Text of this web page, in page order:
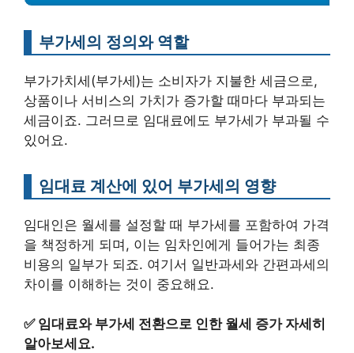
부가세의 정의와 역할
부가가치세(부가세)는 소비자가 지불한 세금으로,
상품이나 서비스의 가치가 증가할 때마다 부과되는
세금이죠. 그러므로 임대료에도 부가세가 부과될 수
있어요.
임대료 계산에 있어 부가세의 영향
임대인은 월세를 설정할 때 부가세를 포함하여 가격
을 책정하게 되며, 이는 임차인에게 들어가는 최종
비용의 일부가 되죠. 여기서 일반과세와 간편과세의
차이를 이해하는 것이 중요해요.
✅ 임대료와 부가세 전환으로 인한 월세 증가 자세히
알아보세요.